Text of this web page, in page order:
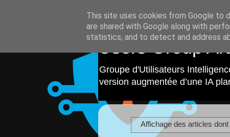
Users Group
Groupe d'Utilisateurs
version augmentée d’une IA
Affichage des articles
This site uses cookies from Google to
are shared with Google along with
statistics, and to detect and address